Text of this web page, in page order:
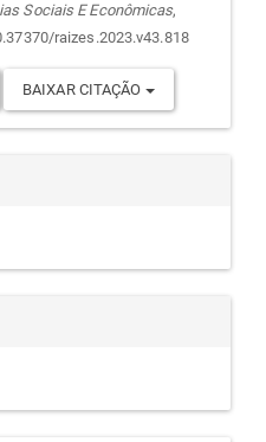
Sociais E Econômicas,
raizes.2023.v43.818
BAIXAR CITAÇÃO